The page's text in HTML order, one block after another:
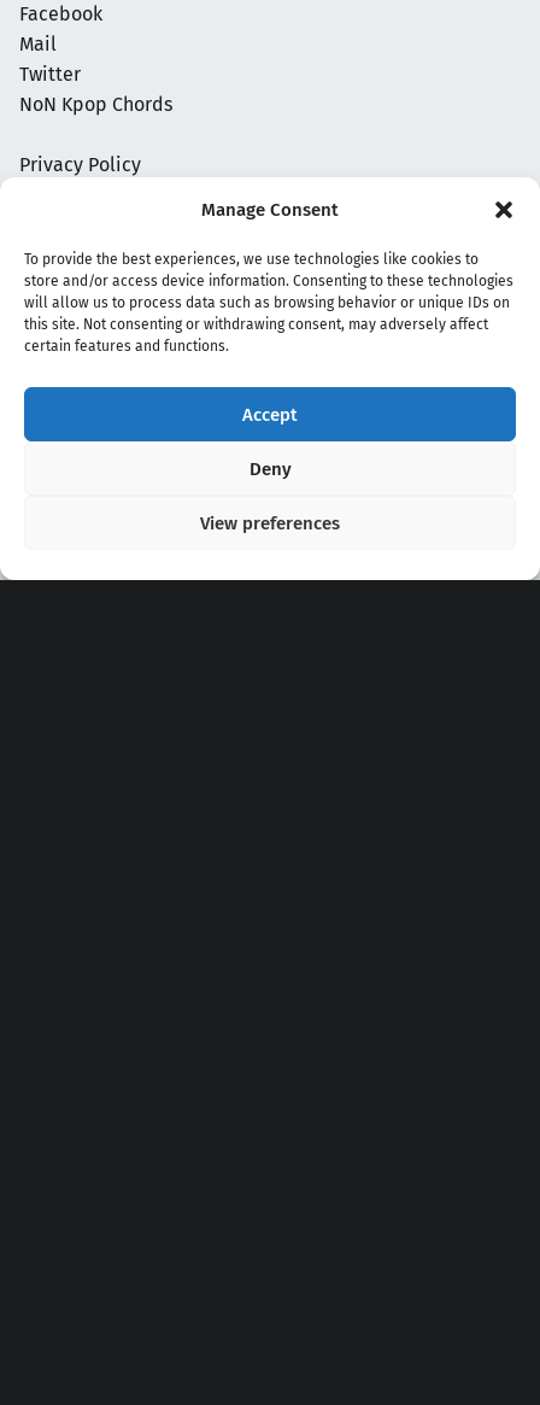
Manage Consent
To provide the best experiences, we use technologies like cookies to
store and/or access device information. Consenting to these technologies
will allow us to process data such as browsing behavior or unique IDs on
this site. Not consenting or withdrawing consent, may adversely affect
certain features and functions.
Accept
Deny
View preferences
Facebook
Mail
Twitter
NoN Kpop Chords
Privacy Policy